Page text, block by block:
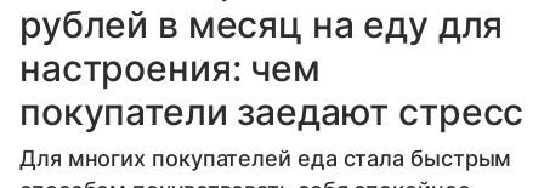
рублей в месяц на еду для
настроения: чем
покупатели заедают стресс
Для многих покупателей еда стала быстрым